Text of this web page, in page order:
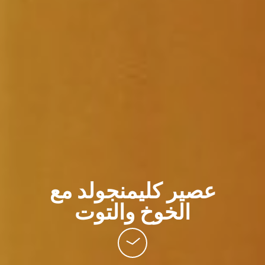
عصير كليمنجولد مع
الخوخ والتوت